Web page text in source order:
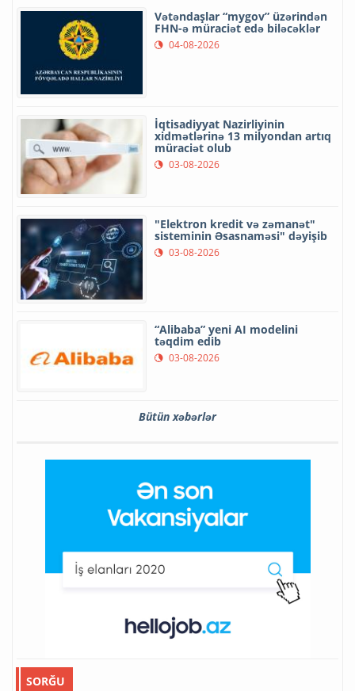
Vətəndaşlar “mygov” üzərindən
FHN-ə müraciət edə biləcəklər
04-08-2026
İqtisadiyyat Nazirliyinin
xidmətlərinə 13 milyondan artıq
müraciət olub
03-08-2026
"Elektron kredit və zəmanət"
sisteminin Əsasnaməsi" dəyişib
03-08-2026
“Alibaba” yeni AI modelini
təqdim edib
03-08-2026
Bütün xəbərlər
SORĞU